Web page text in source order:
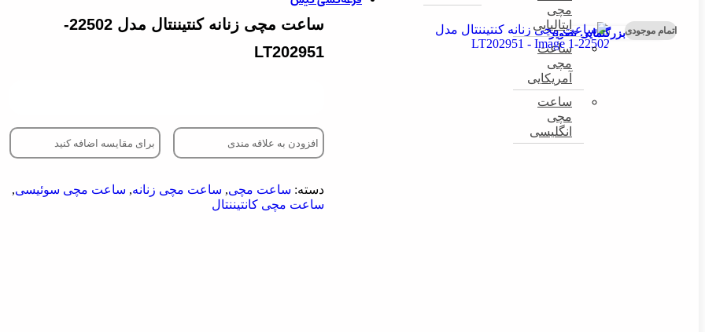
مچی
ایتالیایی
ساعت
مچی
آمریکایی
ساعت
مچی
انگلیسی
اتمام موجودیبزرگنمایی تصویر
ساعت مچی زنانه کنتیننتال مدل 22502-
LT202951
افزودن به علاقه مندی برای مقایسه اضافه کنید
دسته: ساعت مچی, ساعت مچی زنانه, ساعت مچی سوئیسی,
ساعت مچی کانتیننتال